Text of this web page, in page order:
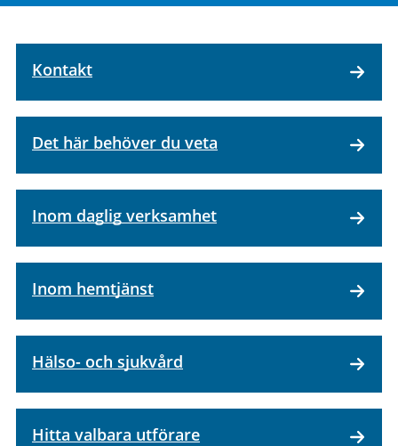
Kontakt
Det här behöver du veta
Inom daglig verksamhet
Inom hemtjänst
Hälso- och sjukvård
Hitta valbara utförare